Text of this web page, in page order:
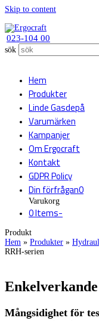
Skip to content
023-104 00
sök
Hem
Produkter
Linde Gasdepå
Varumärken
Kampanjer
Om Ergocraft
Kontakt
GDPR Policy
Din förfrågan0
Varukorg
0 Items-
Produkt
Hem » Produkter »
RRH-serien
Mångsidighet för